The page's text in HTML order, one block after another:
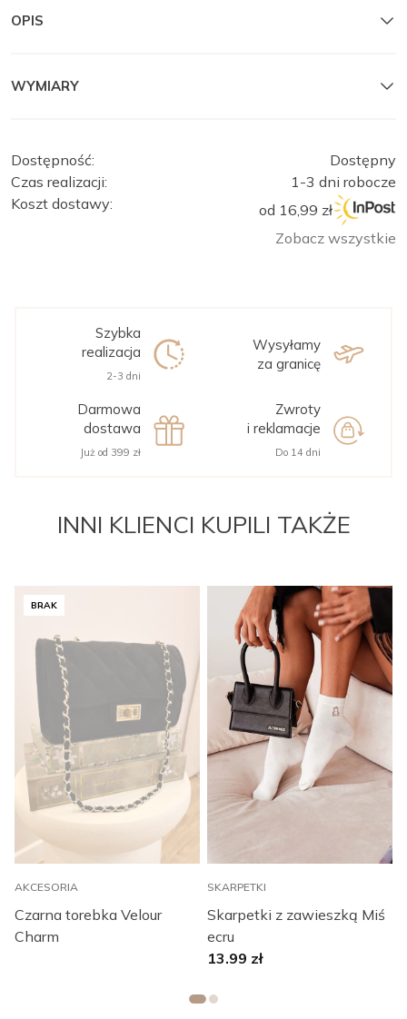
OPIS
WYMIARY
Dostępność:
Dostępny
Czas realizacji:
1-3 dni robocze
Koszt dostawy:
od 16,99 zł
Zobacz wszystkie
Szybka
realizacja
2-3 dni
Wysyłamy
za granicę
Darmowa
dostawa
Już od 399 zł
Zwroty
i reklamacje
Do 14 dni
INNI KLIENCI KUPILI TAKŻE
BRAK
AKCESORIA
Czarna torebka Velour
Charm
SKARPETKI
Skarpetki z zawieszką Miś
ecru
13.99 zł